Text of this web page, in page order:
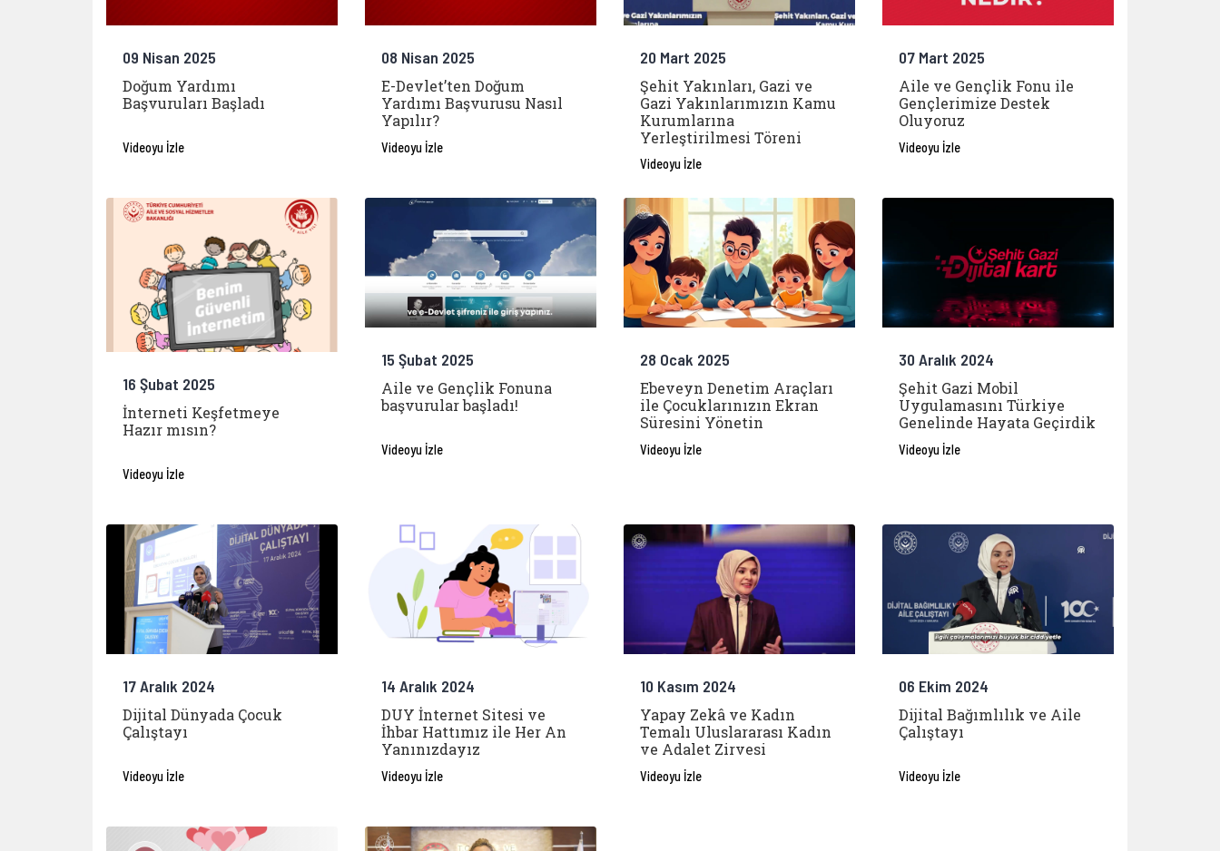
09 Nisan 2025
Doğum Yardımı
Başvuruları Başladı
Videoyu İzle
08 Nisan 2025
E-Devlet’ten Doğum
Yardımı Başvurusu Nasıl
Yapılır?
Videoyu İzle
20 Mart 2025
Şehit Yakınları, Gazi ve
Gazi Yakınlarımızın Kamu
Kurumlarına
Yerleştirilmesi Töreni
Videoyu İzle
07 Mart 2025
Aile ve Gençlik Fonu ile
Gençlerimize Destek
Oluyoruz
Videoyu İzle
16 Şubat 2025
İnterneti Keşfetmeye
Hazır mısın?
Videoyu İzle
15 Şubat 2025
Aile ve Gençlik Fonuna
başvurular başladı!
Videoyu İzle
28 Ocak 2025
Ebeveyn Denetim Araçları
ile Çocuklarınızın Ekran
Süresini Yönetin
Videoyu İzle
30 Aralık 2024
Şehit Gazi Mobil
Uygulamasını Türkiye
Genelinde Hayata Geçirdik
Videoyu İzle
17 Aralık 2024
Dijital Dünyada Çocuk
Çalıştayı
Videoyu İzle
14 Aralık 2024
DUY İnternet Sitesi ve
İhbar Hattımız ile Her An
Yanınızdayız
Videoyu İzle
10 Kasım 2024
Yapay Zekâ ve Kadın
Temalı Uluslararası Kadın
ve Adalet Zirvesi
Videoyu İzle
06 Ekim 2024
Dijital Bağımlılık ve Aile
Çalıştayı
Videoyu İzle